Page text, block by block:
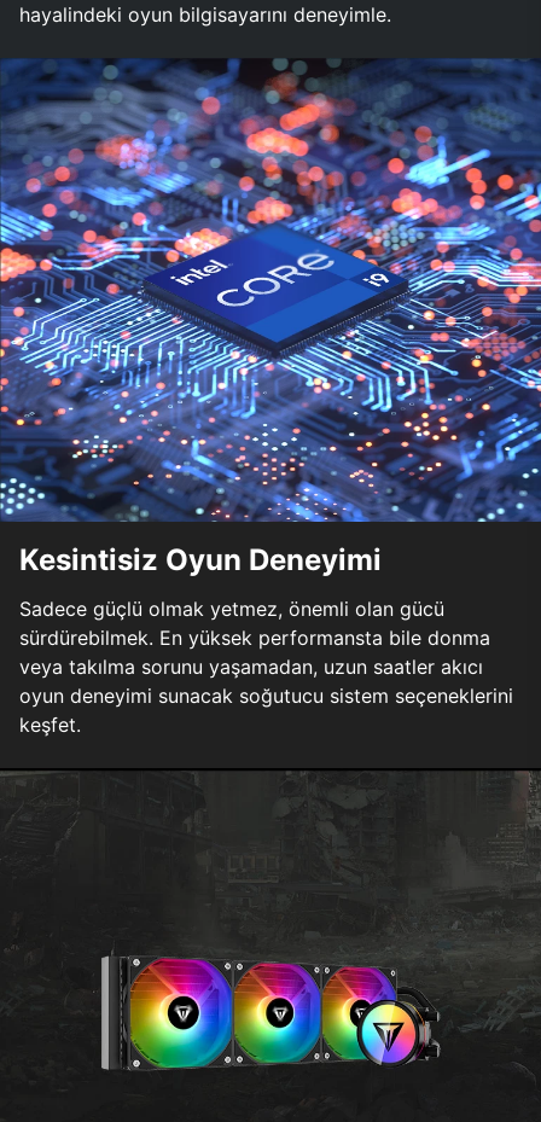
hayalindeki oyun bilgisayarını deneyimle.
Kesintisiz Oyun Deneyimi
Sadece güçlü olmak yetmez, önemli olan gücü
sürdürebilmek. En yüksek performansta bile donma
veya takılma sorunu yaşamadan, uzun saatler akıcı
oyun deneyimi sunacak soğutucu sistem seçeneklerini
keşfet.